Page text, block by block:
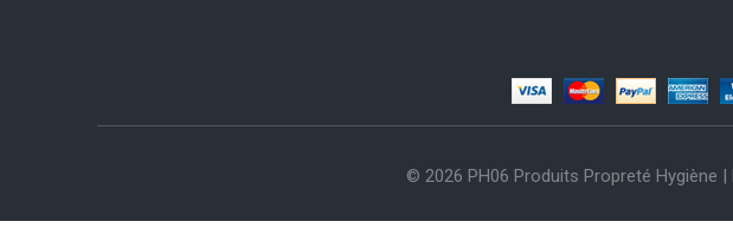
© 2026 PH06 Produits Propreté Hygiène |